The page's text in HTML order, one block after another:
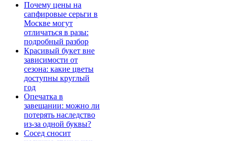
Почему цены на
сапфировые серьги в
Москве могут
отличаться в разы:
подробный разбор
Красивый букет вне
зависимости от
сезона: какие цветы
доступны круглый
год
Опечатка в
завещании: можно ли
потерять наследство
из-за одной буквы?
Сосед сносит